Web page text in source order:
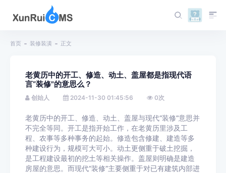
首页 装修装潢 正文
老黄历中的开工、修造、动土、盖屋都是指现代语
言“装修"的意思么？
创始人 2024-11-30 01:45:56 0次
老黄历中的开工、修造、动土、盖屋与现代“装修”意思并
不完全等同。开工是指开始工作，在老黄历里涉及工
程、农事等多种事务的起始。修造包含修建、建造等多
种建设行为，规模可大可小。动土更侧重于破土挖掘，
是工程建设最初的挖土等相关操作。盖屋则明确是建造
房屋的意思。而现代“装修”主要侧重于对已有建筑内部进